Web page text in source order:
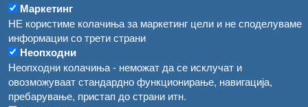
Маркетинг
НЕ користиме колачиња за маркетинг цели и не споделуваме
информации со трети страни
Неопходни
Неопходни колачиња - неможат да се исклучат и
овозможуваат стандардно функционирање, навигација,
пребарување, пристап до страни итн.
Водата во Гостивар може да се користи како техничка, продолжува испораката на флаширана вода
Во Гостивар спроведени 70 вонредни контроли
Забраната за водата во Гостивар останува на сила, операторите да користат само технички безбедна вода
Забранета за пиење водата од гостиварскиот водовод
Обрасци
Огласи